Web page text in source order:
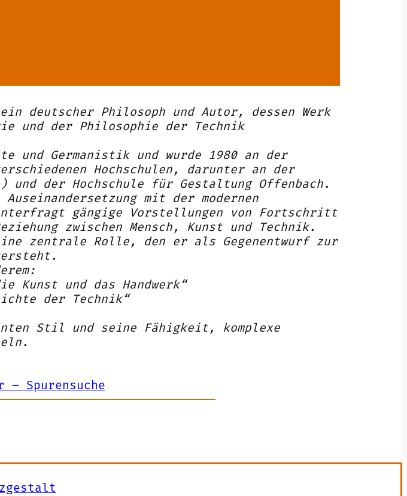
deutscher Philosoph und Autor, dessen Werk
und der Philosophie der Technik
und Germanistik und wurde 1980 an der
Hochschulen, darunter an der
der Hochschule für Gestaltung Offenbach.
mit der modernen
gängige Vorstellungen von Fortschritt
zwischen Mensch, Kunst und Technik.
zentrale Rolle, den er als Gegenentwurf zur
Kunst und das Handwerk“
der Technik“
Stil und seine Fähigkeit, komplexe
Spurensuche